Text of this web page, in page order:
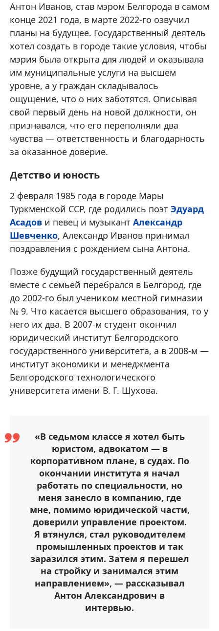
Антон Иванов, став мэром Белгорода в самом
конце 2021 года, в марте 2022-го озвучил
планы на будущее. Государственный деятель
хотел создать в городе такие условия, чтобы
мэрия была открыта для людей и оказывала
им муниципальные услуги на высшем
уровне, а у граждан складывалось
ощущение, что о них заботятся. Описывая
свой первый день на новой должности, он
признавался, что его переполняли два
чувства — ответственность и благодарность
за оказанное доверие.
Детство и юность
2 февраля 1985 года в городе Мары
Туркменской ССР, где родились поэт Эдуард
Асадов и певец и музыкант Александр
Шевченко, Александр Иванов принимал
поздравления с рождением сына Антона.
Позже будущий государственный деятель
вместе с семьей перебрался в Белгород, где
до 2002-го был учеником местной гимназии
№ 9. Что касается высшего образования, то у
него их два. В 2007-м студент окончил
юридический институт Белгородского
государственного университета, а в 2008-м —
институт экономики и менеджмента
Белгородского технологического
университета имени В. Г. Шухова.
«В седьмом классе я хотел быть
юристом, адвокатом — в
корпоративном плане, в судах. По
окончании института я начал
работать по специальности, но
меня занесло в компанию, где
мне, помимо юридической части,
доверили управление проектом.
Я втянулся, стал руководителем
промышленных проектов и так
заразился этим. Затем я перешел
на стройку и занимался этим
направлением», — рассказывал
Антон Александрович в
интервью.